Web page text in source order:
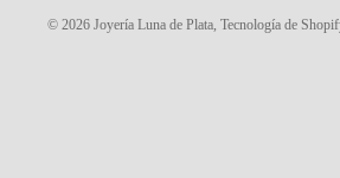
PULSERAS
© 2026 Joyería Luna de Plata, Tecnología de